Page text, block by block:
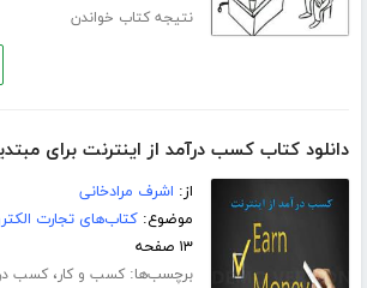
نتیجه کتاب خواندن
دانلود کتاب کسب درآمد از اینترنت برای
از: اشرف مرادخانی
موضوع:کتاب‌های تجارت
۱۳ صفحه
برچسب‌ها:کسب و کار،کسب